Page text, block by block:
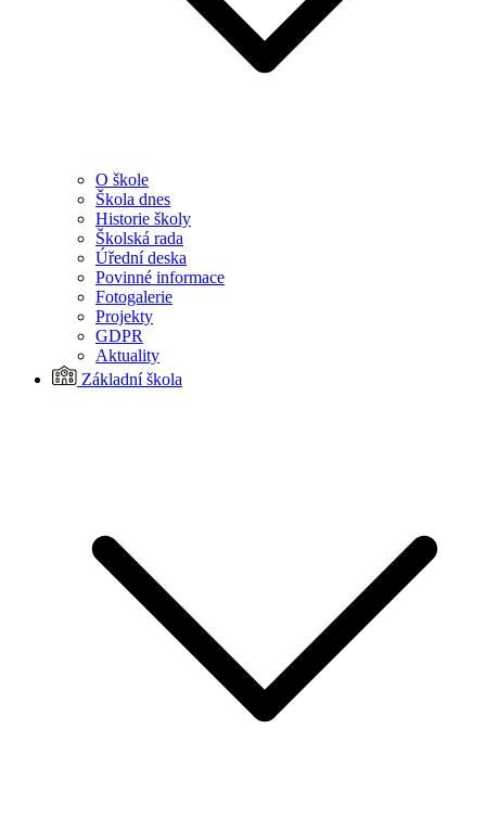
O škole
Škola dnes
Historie školy
Školská rada
Úřední deska
Povinné informace
Fotogalerie
Projekty
GDPR
Aktuality
Základní škola